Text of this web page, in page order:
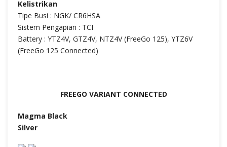
Kelistrikan
Tipe Busi : NGK/ CR6HSA
Sistem Pengapian : TCI
Battery : YTZ4V, GTZ4V, NTZ4V (FreeGo 125), YTZ6V
(FreeGo 125 Connected)
FREEGO VARIANT CONNECTED
Magma Black
Silver